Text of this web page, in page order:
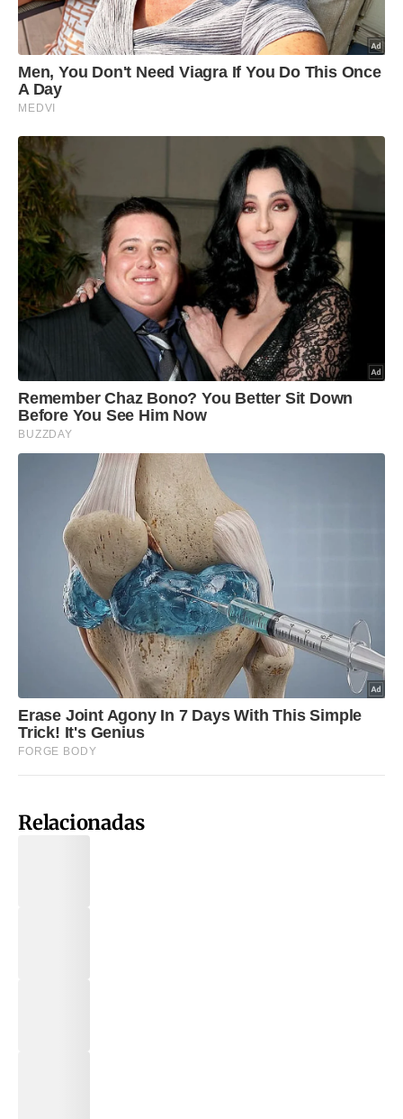
Relacionadas